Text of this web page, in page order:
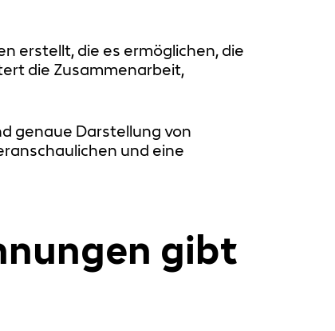
erstellt, die es ermöglichen, die
die Zusammenarbeit,
genaue Darstellung von
und eine
gibt